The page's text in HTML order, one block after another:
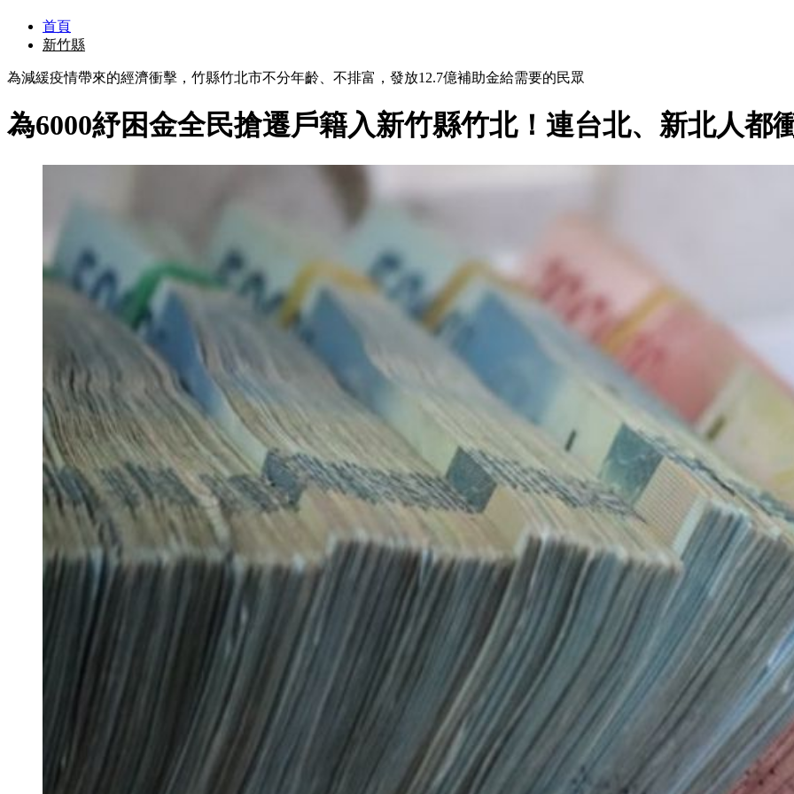
首頁
新竹縣
為減緩疫情帶來的經濟衝擊，竹縣竹北市不分年齡、不排富，發放12.7億補助金給需要的民眾
為6000紓困金全民搶遷戶籍入新竹縣竹北！連台北、新北人都